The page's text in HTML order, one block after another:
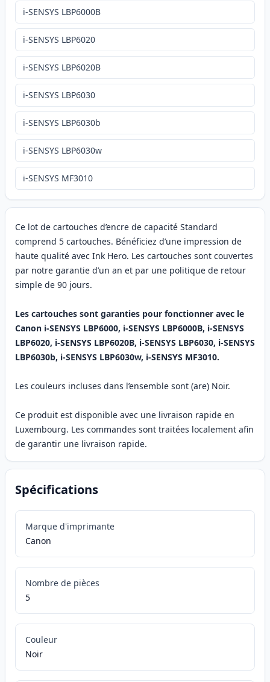
Ce lot de cartouches d’encre de capacité Standard
comprend 5 cartouches. Bénéficiez d’une impression de
haute qualité avec Ink Hero. Les cartouches sont couvertes
par notre garantie d’un an et par une politique de retour
simple de 90 jours.
Les cartouches sont garanties pour fonctionner avec le
Canon i-SENSYS LBP6000, i-SENSYS LBP6000B, i-SENSYS
LBP6020, i-SENSYS LBP6020B, i-SENSYS LBP6030, i-SENSYS
LBP6030b, i-SENSYS LBP6030w, i-SENSYS MF3010.
Les couleurs incluses dans l’ensemble sont (are) Noir.
Ce produit est disponible avec une livraison rapide en
Luxembourg. Les commandes sont traitées localement afin
de garantir une livraison rapide.
Spécifications
Marque d'imprimante
Canon
Nombre de pièces
5
Couleur
Noir
i-SENSYS LBP6000B
i-SENSYS LBP6020
i-SENSYS LBP6020B
i-SENSYS LBP6030
i-SENSYS LBP6030b
i-SENSYS LBP6030w
i-SENSYS MF3010